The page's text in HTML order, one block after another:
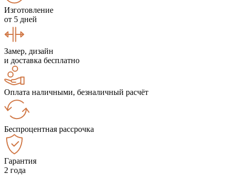
Изготовление
от 5 дней
Замер, дизайн
и доставка бесплатно
Оплата наличными, безналичный расчёт
Беспроцентная рассрочка
Гарантия
2 года